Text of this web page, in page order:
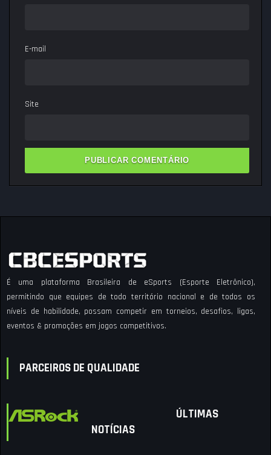
E-mail
Site
É uma plataforma Brasileira de eSports (Esporte Eletrônico),
permitindo que equipes de todo território nacional e de todos os
níveis de habilidade, possam competir em torneios, desafios, ligas,
eventos & promoções em jogos competitivos.
PARCEIROS DE QUALIDADE
ÚLTIMAS
NOTÍCIAS